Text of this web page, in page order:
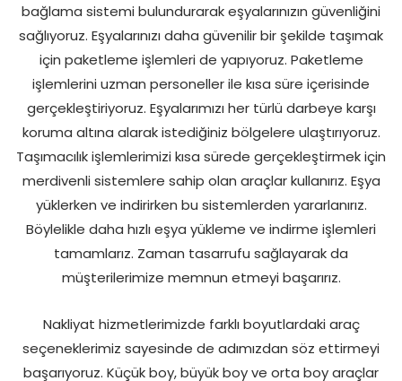
bağlama sistemi bulundurarak eşyalarınızın güvenliğini
sağlıyoruz. Eşyalarınızı daha güvenilir bir şekilde taşımak
için paketleme işlemleri de yapıyoruz. Paketleme
işlemlerini uzman personeller ile kısa süre içerisinde
gerçekleştiriyoruz. Eşyalarımızı her türlü darbeye karşı
koruma altına alarak istediğiniz bölgelere ulaştırıyoruz.
Taşımacılık işlemlerimizi kısa sürede gerçekleştirmek için
merdivenli sistemlere sahip olan araçlar kullanırız. Eşya
yüklerken ve indirirken bu sistemlerden yararlanırız.
Böylelikle daha hızlı eşya yükleme ve indirme işlemleri
tamamlarız. Zaman tasarrufu sağlayarak da
müşterilerimize memnun etmeyi başarırız.
Nakliyat hizmetlerimizde farklı boyutlardaki araç
seçeneklerimiz sayesinde de adımızdan söz ettirmeyi
başarıyoruz. Küçük boy, büyük boy ve orta boy araçlar